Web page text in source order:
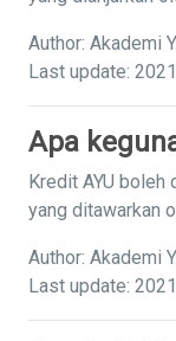
Author: Akademi
Last update:
Apa
Kredit AYU boleh
yang ditawarkan
Author: Akademi
Last update: